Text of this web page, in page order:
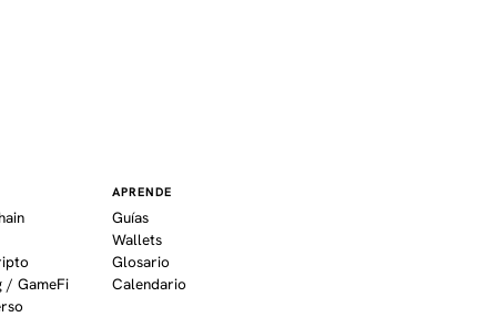
/ GameFi
APRENDE
Guías
Wallets
Glosario
Calendario